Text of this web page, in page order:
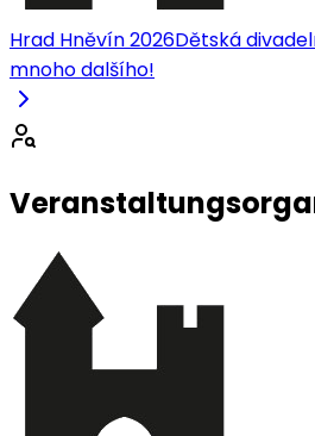
Hrad Hněvín 2026Dětská
mnoho dalšího!